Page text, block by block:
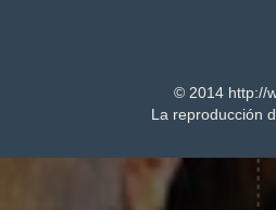
© 2014 http://
La reproducción